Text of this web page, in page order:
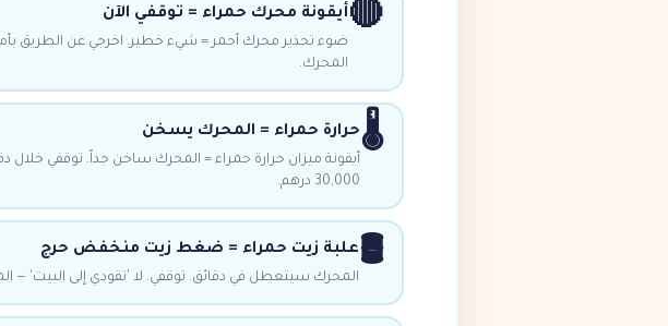
🔴أيقونة محرك حمراء = توقفي الآن
ضوء تحذير محرك أحمر = شيء خطير. اخرجي عن الطريق
المحرك.
🌡️حرارة حمراء = المحرك يسخن
أيقونة ميزان حرارة حمراء = المحرك ساخن جداً. توقفي خلال
30,000 درهم.
🛢️علبة زيت حمراء = ضغط زيت منخفض حرج
المحرك سيتعطل في دقائق. توقفي. لا 'تقودي إلى البيت' —